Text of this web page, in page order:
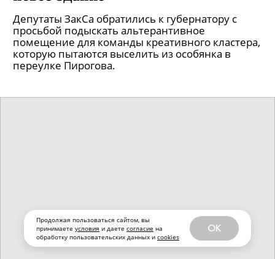
Продолжая пользоваться сайтом, вы
принимаете условия и даете согласие на
обработку пользовательских данных и cookies
OK
Депутаты ЗакСа обратились к губернатору с
просьбой подыскать альтерантивное
помещение для команды креативного кластера,
которую пытаются выселить из особянка в
переулке Пирогова.